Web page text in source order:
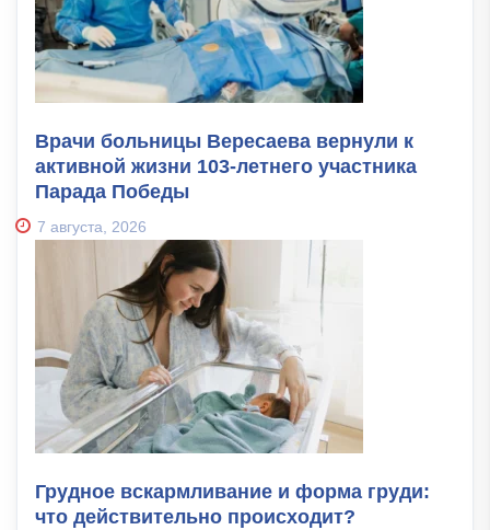
Врачи больницы Вересаева вернули к
активной жизни 103-летнего участника
Парада Победы
7 августа, 2026
Грудное вскармливание и форма груди:
что действительно происходит?